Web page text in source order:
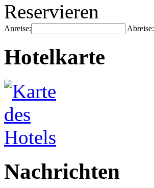
Reservieren
Anreise: Abreise:
Hotelkarte
Nachrichten